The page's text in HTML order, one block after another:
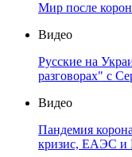
Мир после
Видео
Русские на
разговорах" с
Видео
Пандемия
кризис, ЕАЭС и